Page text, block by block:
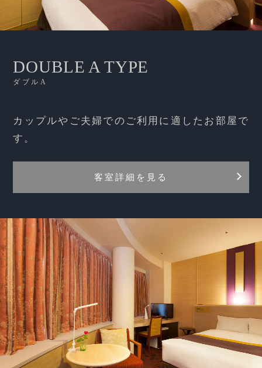
DOUBLE A TYPE
ダブルA
カップルやご夫婦でのご利用に適したお部屋で
す。
客室詳細を見る